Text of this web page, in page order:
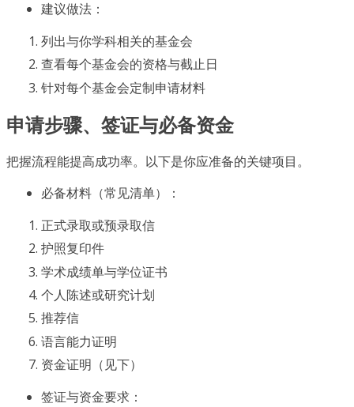
建议做法：
列出与你学科相关的基金会
查看每个基金会的资格与截止日
针对每个基金会定制申请材料
申请步骤、签证与必备资金
把握流程能提高成功率。以下是你应准备的关键项目。
必备材料（常见清单）：
正式录取或预录取信
护照复印件
学术成绩单与学位证书
个人陈述或研究计划
推荐信
语言能力证明
资金证明（见下）
签证与资金要求：